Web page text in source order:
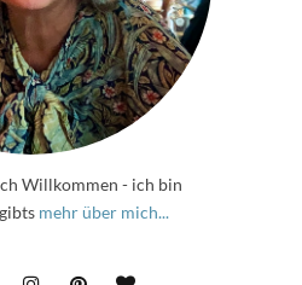
Willkommen - ich bin
mehr über mich...